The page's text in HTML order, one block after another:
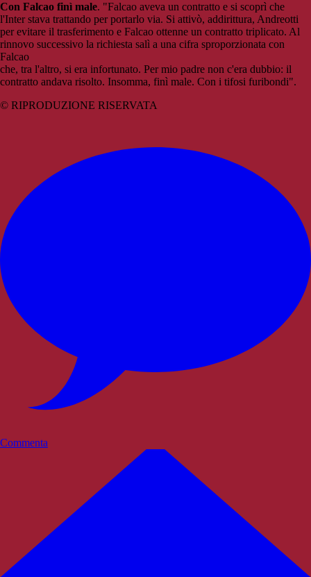
Con Falcao finì male. "Falcao aveva un contratto e si scoprì che
l'Inter stava trattando per portarlo via. Si attivò, addirittura, Andreotti
per evitare il trasferimento e Falcao ottenne un contratto triplicato. Al
rinnovo successivo la richiesta salì a una cifra sproporzionata con
Falcao
che, tra l'altro, si era infortunato. Per mio padre non c'era dubbio: il
contratto andava risolto. Insomma, finì male. Con i tifosi furibondi".
© RIPRODUZIONE RISERVATA
Commenta